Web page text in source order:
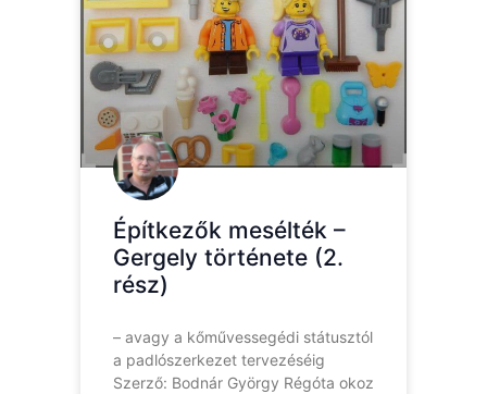
Építkezők mesélték –
Gergely története (2.
rész)
– avagy a kőművessegédi státusztól
a padlószerkezet tervezéséig
Szerző: Bodnár György Régóta okoz